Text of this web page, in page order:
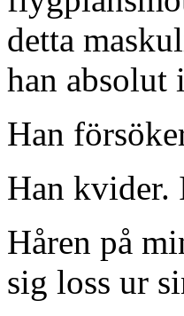
detta
han absolut
Han
Han kvider.
Håren på
sig loss ur